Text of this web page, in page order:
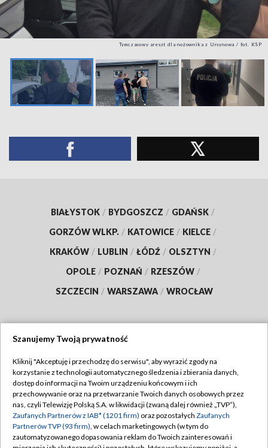
Tymczasowy areszt dla nożownika z Ursynowa / fot. KSP
BIAŁYSTOK / BYDGOSZCZ / GDAŃSK /
GORZÓW WLKP. / KATOWICE / KIELCE /
KRAKÓW / LUBLIN / ŁÓDŹ / OLSZTYN /
OPOLE / POZNAŃ / RZESZÓW /
SZCZECIN / WARSZAWA / WROCŁAW
TVP
Abonament TVP
Emisja w TVP
Centrum informacji TVP
Regulamin TVP
Polityka prywatności
Moje zgody
Szanujemy Twoją prywatność
Kliknij "Akceptuję i przechodzę do serwisu", aby wyrazić zgody na
korzystanie z technologii automatycznego śledzenia i zbierania danych,
dostęp do informacji na Twoim urządzeniu końcowym i ich
przechowywanie oraz na przetwarzanie Twoich danych osobowych przez
nas, czyli Telewizję Polską S.A. w likwidacji (zwaną dalej również „TVP”),
Zaufanych Partnerów z IAB* (1201 firm) oraz pozostałych Zaufanych
Partnerów TVP (93 firm), w celach marketingowych (w tym do
zautomatyzowanego dopasowania reklam do Twoich zainteresowań i